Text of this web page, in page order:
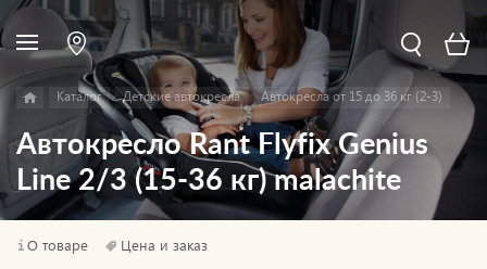
Каталог Детские автокресла Автокресла от 15 до 36 кг (2-3)
Автокресло Rant Flyfix Genius
Line 2/3 (15-36 кг) malachite
О товаре Цена и заказ